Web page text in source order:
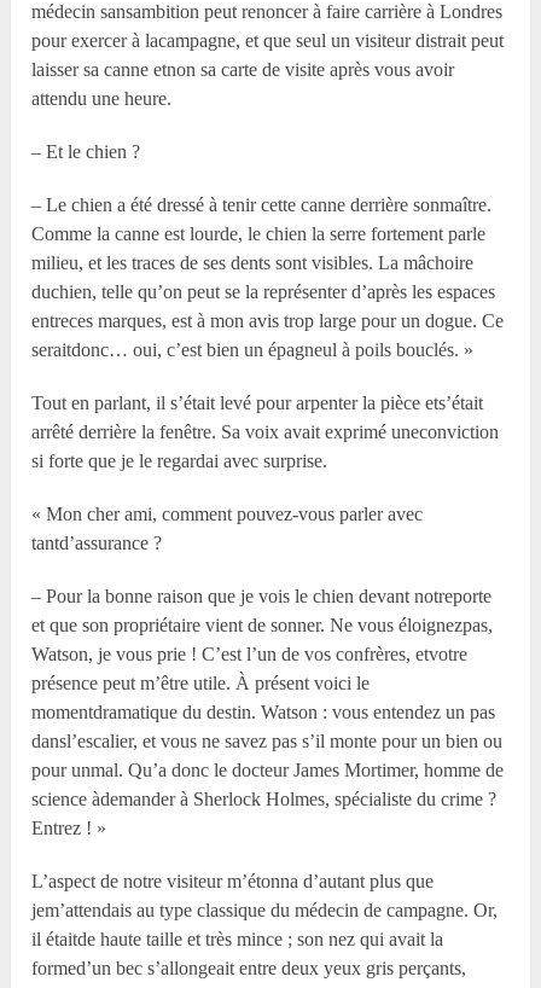
médecin sansambition peut renoncer à faire carrière à Londres
pour exercer à lacampagne, et que seul un visiteur distrait peut
laisser sa canne etnon sa carte de visite après vous avoir
attendu une heure.
– Et le chien ?
– Le chien a été dressé à tenir cette canne derrière sonmaître.
Comme la canne est lourde, le chien la serre fortement parle
milieu, et les traces de ses dents sont visibles. La mâchoire
duchien, telle qu’on peut se la représenter d’après les espaces
entreces marques, est à mon avis trop large pour un dogue. Ce
seraitdonc… oui, c’est bien un épagneul à poils bouclés. »
Tout en parlant, il s’était levé pour arpenter la pièce ets’était
arrêté derrière la fenêtre. Sa voix avait exprimé uneconviction
si forte que je le regardai avec surprise.
« Mon cher ami, comment pouvez-vous parler avec
tantd’assurance ?
– Pour la bonne raison que je vois le chien devant notreporte
et que son propriétaire vient de sonner. Ne vous éloignezpas,
Watson, je vous prie ! C’est l’un de vos confrères, etvotre
présence peut m’être utile. À présent voici le
momentdramatique du destin. Watson : vous entendez un pas
dansl’escalier, et vous ne savez pas s’il monte pour un bien ou
pour unmal. Qu’a donc le docteur James Mortimer, homme de
science àdemander à Sherlock Holmes, spécialiste du crime ?
Entrez ! »
L’aspect de notre visiteur m’étonna d’autant plus que
jem’attendais au type classique du médecin de campagne. Or,
il étaitde haute taille et très mince ; son nez qui avait la
formed’un bec s’allongeait entre deux yeux gris perçants,